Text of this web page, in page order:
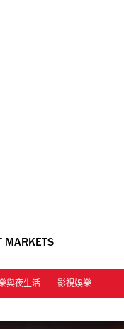
MARKETS
與夜生活 影視娛樂